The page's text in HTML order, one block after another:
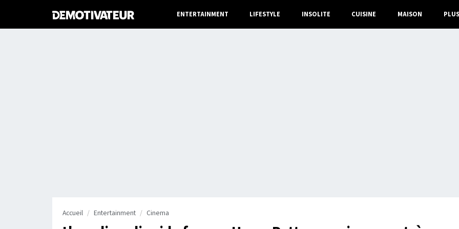
ENTERTAINMENT LIFESTYLE INSOLITE CUISINE MAISON PLUS
Accueil Entertainment Cinema